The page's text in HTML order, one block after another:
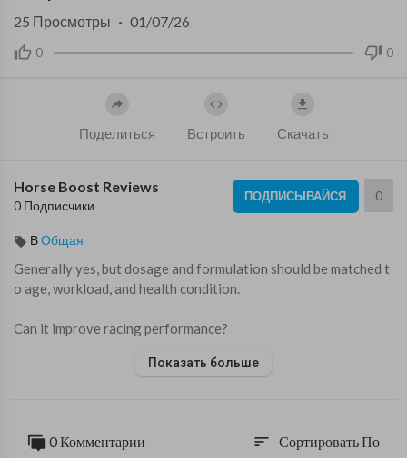
0 0
25 Просмотры · 01/07/26
Поделиться Встроить Скачать
Horse Boost Reviews
0 Подписчики
ПОДПИСЫВАЙСЯ 0
ВОбщая
⁣Generally yes, but dosage and formulation should be matched t
o age, workload, and health condition.
Can it improve racing performance?
indirectly enhance performance when combined with training a
Horse Boost Supplement represents a modern approach to equi
Показать больше
0 Комментарии sort Сортировать По